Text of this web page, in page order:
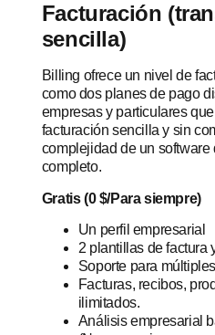
Facturación
sencilla)
Billing ofrece un nivel de
como dos planes de pago
empresas y particulares
facturación sencilla y sin
complejidad de un software
completo.
Gratis (0 $/Para siempre)
Un perfil empresarial
2 plantillas de factura
Soporte para
Facturas, recibos,
ilimitados.
Análisis empresarial